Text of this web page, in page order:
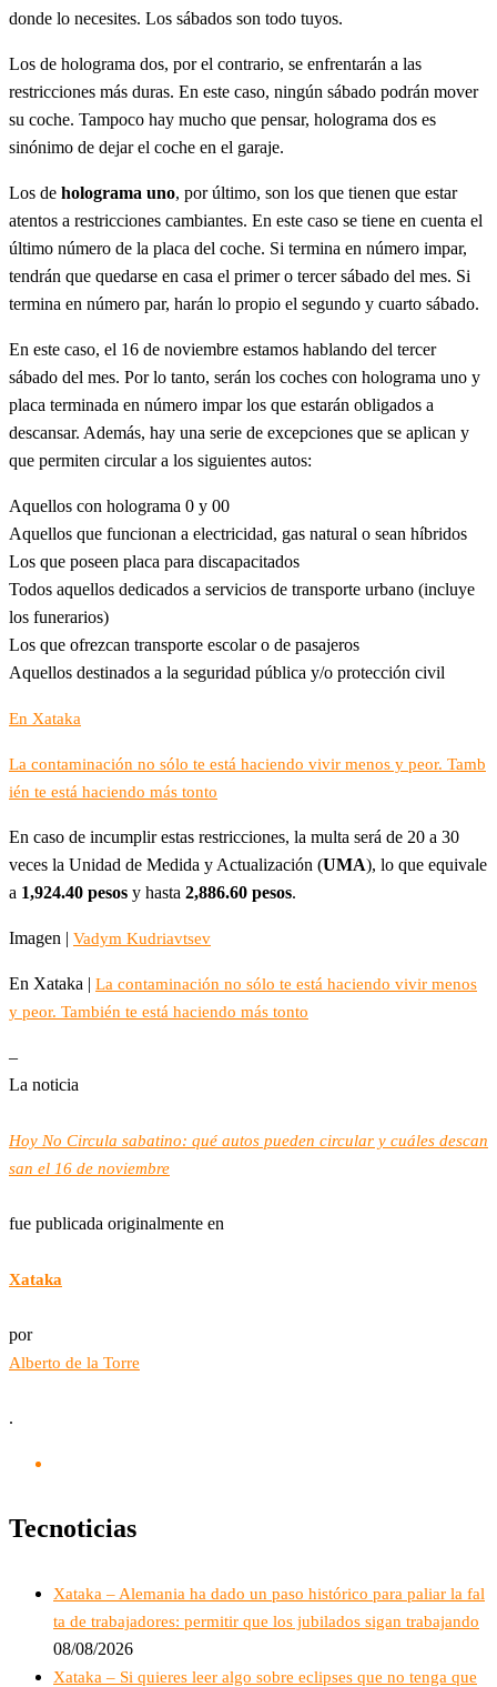
donde lo necesites. Los sábados son todo tuyos.
Los de holograma dos, por el contrario, se enfrentarán a las
restricciones más duras. En este caso, ningún sábado podrán mover
su coche. Tampoco hay mucho que pensar, holograma dos es
sinónimo de dejar el coche en el garaje.
Los de holograma uno, por último, son los que tienen que estar
atentos a restricciones cambiantes. En este caso se tiene en cuenta el
último número de la placa del coche. Si termina en número impar,
tendrán que quedarse en casa el primer o tercer sábado del mes. Si
termina en número par, harán lo propio el segundo y cuarto sábado.
En este caso, el 16 de noviembre estamos hablando del tercer
sábado del mes. Por lo tanto, serán los coches con holograma uno y
placa terminada en número impar los que estarán obligados a
descansar. Además, hay una serie de excepciones que se aplican y
que permiten circular a los siguientes autos:
Aquellos con holograma 0 y 00
Aquellos que funcionan a electricidad, gas natural o sean híbridos
Los que poseen placa para discapacitados
Todos aquellos dedicados a servicios de transporte urbano (incluye
los funerarios)
Los que ofrezcan transporte escolar o de pasajeros
Aquellos destinados a la seguridad pública y/o protección civil
En Xataka
La contaminación no sólo te está haciendo vivir menos y peor. Tamb
ién te está haciendo más tonto
En caso de incumplir estas restricciones, la multa será de 20 a 30
veces la Unidad de Medida y Actualización (UMA), lo que equivale
a 1,924.40 pesos y hasta 2,886.60 pesos.
Imagen | Vadym Kudriavtsev
En Xataka | La contaminación no sólo te está haciendo vivir menos
y peor. También te está haciendo más tonto
–
La noticia
Hoy No Circula sabatino: qué autos pueden circular y cuáles descan
san el 16 de noviembre
fue publicada originalmente en
Xataka
por
Alberto de la Torre
.
Tecnoticias
Xataka – Alemania ha dado un paso histórico para paliar la fal
ta de trabajadores: permitir que los jubilados sigan trabajando
08/08/2026
Xataka – Si quieres leer algo sobre eclipses que no tenga que